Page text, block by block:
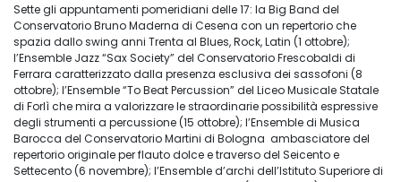
Sette gli appuntamenti pomeridiani delle 17: la Big Band del
Conservatorio Bruno Maderna di Cesena con un repertorio che
spazia dallo swing anni Trenta al Blues, Rock, Latin (1 ottobre);
l’Ensemble Jazz “Sax Society” del Conservatorio Frescobaldi di
Ferrara caratterizzato dalla presenza esclusiva dei sassofoni (8
ottobre); l’Ensemble “To Beat Percussion” del Liceo Musicale Statale
di Forlì che mira a valorizzare le straordinarie possibilità espressive
degli strumenti a percussione (15 ottobre); l’Ensemble di Musica
Barocca del Conservatorio Martini di Bologna ambasciatore del
repertorio originale per flauto dolce e traverso del Seicento e
Settecento (6 novembre); l’Ensemble d’archi dell’Istituto Superiore di